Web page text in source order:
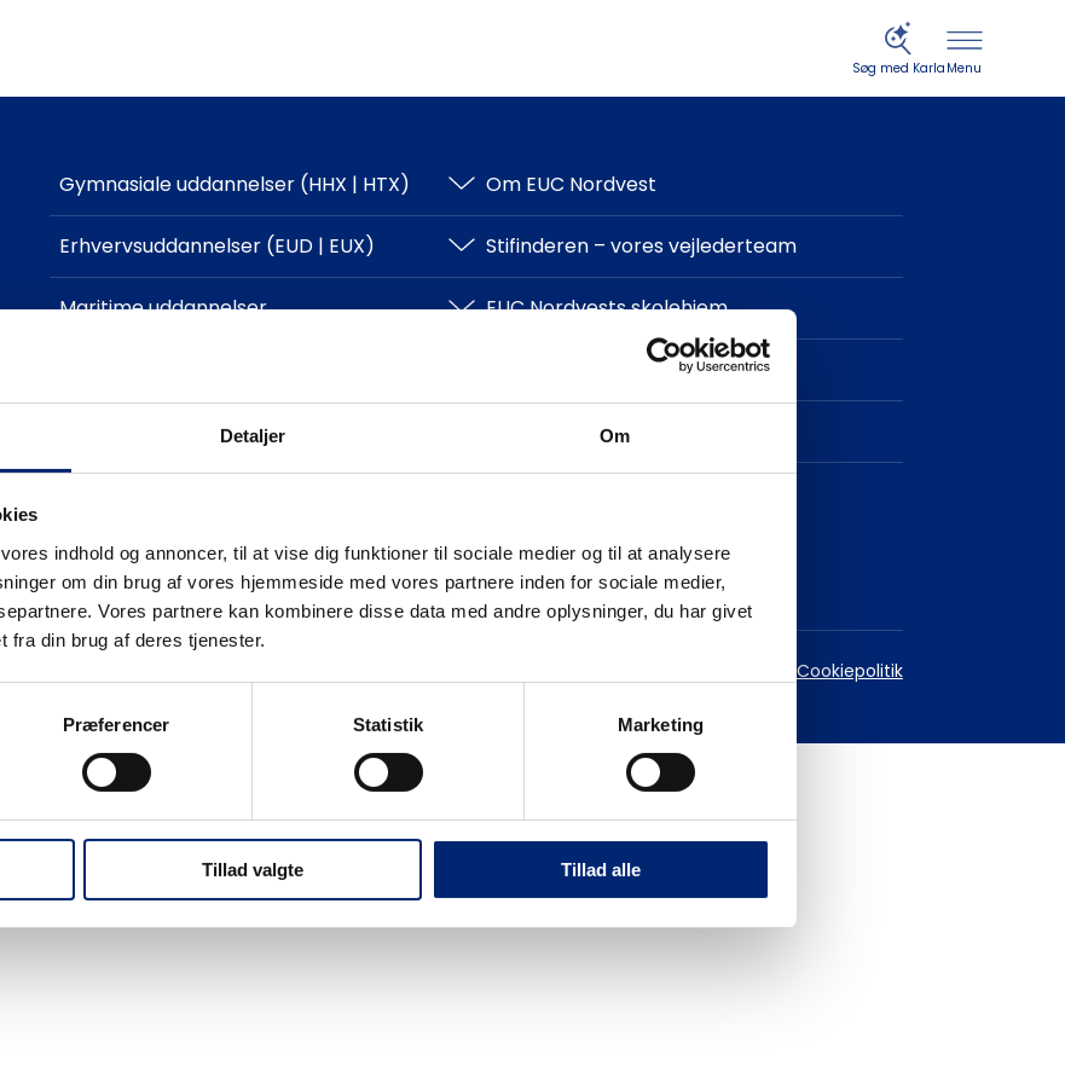
Detaljer Om
indhold og annoncer, til at vise dig funktioner til sociale medier og til at analysere
om din brug af vores hjemmeside med vores partnere inden for sociale medier,
Vores partnere kan kombinere disse data med andre oplysninger, du har givet
fra din brug af deres tjenester.
Præferencer Statistik Marketing
Tillad valgte Tillad alle
Søg med Karla Menu
Gymnasiale uddannelser (HHX | HTX)
HHX
HTX
Erhvervsuddannelser (EUD | EUX)
Teknisk
Maritime uddannelser
Uddannelsessteder
Om EUC Nordvest
Stifinderen – vores vejlederteam
EUC Nordvests skolehjem
Login og IT-support
Cookiepolitik